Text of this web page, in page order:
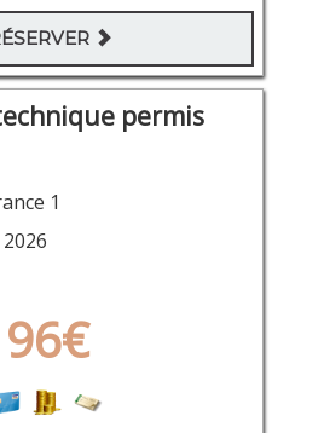
permis
1
96€